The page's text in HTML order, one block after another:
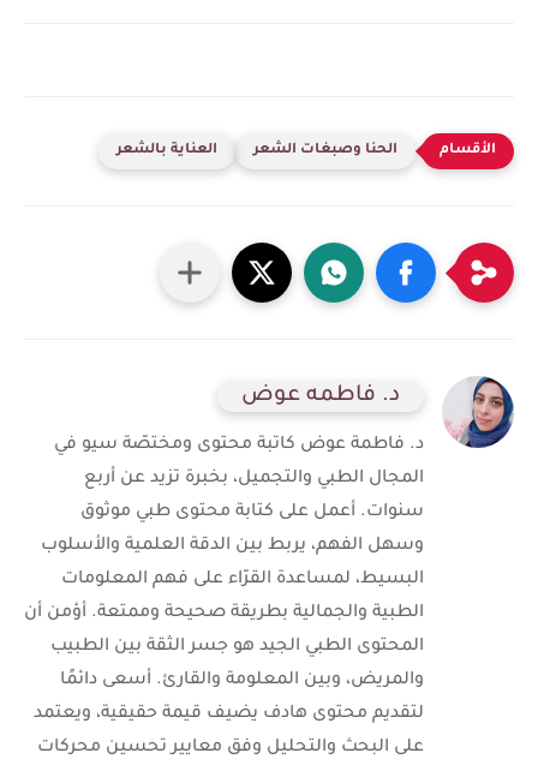
الحنا وصبغات الشعر العناية بالشعر
د. فاطمه عوض
د. فاطمة عوض كاتبة محتوى ومختصّة سيو في
المجال الطبي والتجميل، بخبرة تزيد عن أربع
سنوات. أعمل على كتابة محتوى طبي موثوق
وسهل الفهم، يربط بين الدقة العلمية والأسلوب
البسيط، لمساعدة القرّاء على فهم المعلومات
الطبية والجمالية بطريقة صحيحة وممتعة. أؤمن أن
المحتوى الطبي الجيد هو جسر الثقة بين الطبيب
والمريض، وبين المعلومة والقارئ. أسعى دائمًا
لتقديم محتوى هادف يضيف قيمة حقيقية، ويعتمد
على البحث والتحليل وفق معايير تحسين محركات